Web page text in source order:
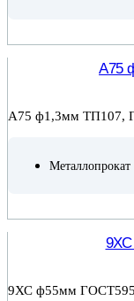
А75
А75 ф1,3мм ТП107,
Металлопрокат
9ХС
9ХС ф55мм